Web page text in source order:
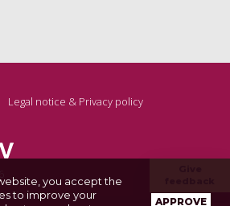
Legal notice & Privacy policy
you accept the
to improve your
APPROVE